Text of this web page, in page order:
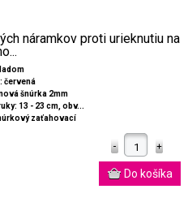
náramkov proti urieknutiu na
červená
šnúrka 2mm
13 - 23 cm, obv...
zaťahovací